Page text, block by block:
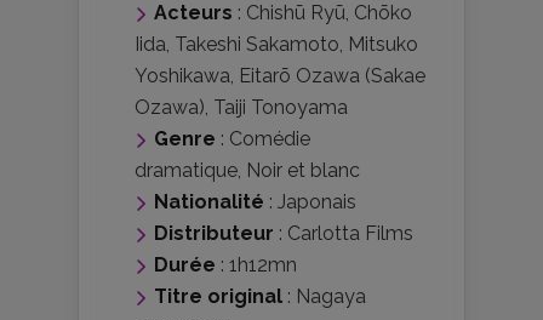
Acteurs : Chishū Ryū, Chōko
Iida, Takeshi Sakamoto, Mitsuko
Yoshikawa, Eitarō Ozawa (Sakae
Ozawa), Taiji Tonoyama
Genre : Comédie
dramatique, Noir et blanc
Nationalité : Japonais
Distributeur : Carlotta Films
Durée : 1h12mn
Titre original : Nagaya